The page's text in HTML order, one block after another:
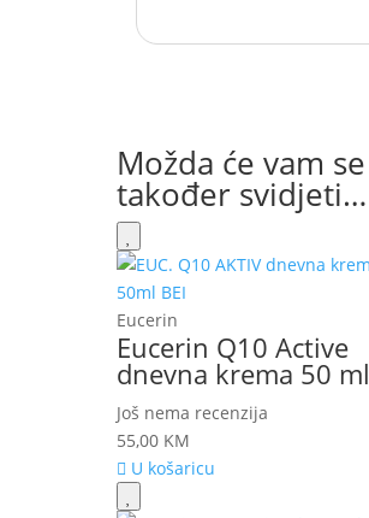
Možda će vam se
također svidjeti…
Eucerin
Eucerin Q10 Active
dnevna krema 50 ml
Još nema recenzija
55,00 KM
U košaricu